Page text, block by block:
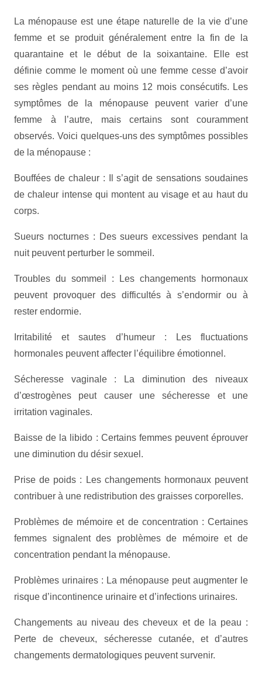
La ménopause est une étape naturelle de la vie d’une
femme et se produit généralement entre la fin de la
quarantaine et le début de la soixantaine. Elle est
définie comme le moment où une femme cesse d’avoir
ses règles pendant au moins 12 mois consécutifs. Les
symptômes de la ménopause peuvent varier d’une
femme à l’autre, mais certains sont couramment
observés. Voici quelques-uns des symptômes possibles
de la ménopause :
Bouffées de chaleur : Il s’agit de sensations soudaines
de chaleur intense qui montent au visage et au haut du
corps.
Sueurs nocturnes : Des sueurs excessives pendant la
nuit peuvent perturber le sommeil.
Troubles du sommeil : Les changements hormonaux
peuvent provoquer des difficultés à s’endormir ou à
rester endormie.
Irritabilité et sautes d’humeur : Les fluctuations
hormonales peuvent affecter l’équilibre émotionnel.
Sécheresse vaginale : La diminution des niveaux
d’œstrogènes peut causer une sécheresse et une
irritation vaginales.
Baisse de la libido : Certains femmes peuvent éprouver
une diminution du désir sexuel.
Prise de poids : Les changements hormonaux peuvent
contribuer à une redistribution des graisses corporelles.
Problèmes de mémoire et de concentration : Certaines
femmes signalent des problèmes de mémoire et de
concentration pendant la ménopause.
Problèmes urinaires : La ménopause peut augmenter le
risque d’incontinence urinaire et d’infections urinaires.
Changements au niveau des cheveux et de la peau :
Perte de cheveux, sécheresse cutanée, et d’autres
changements dermatologiques peuvent survenir.